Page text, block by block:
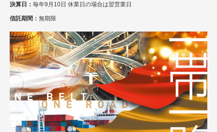
決算日： 毎年9月10日 休業日の場合は翌営業日
信託期間： 無期限